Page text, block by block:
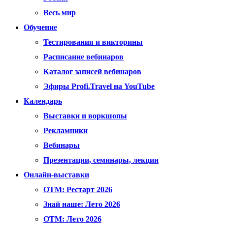
Весь мир
Обучение
Тестирования и викторины
Расписание вебинаров
Каталог записей вебинаров
Эфиры Profi.Travel на YouTube
Календарь
Выставки и воркшопы
Рекламники
Вебинары
Презентации, семинары, лекции
Онлайн-выставки
OTM: Рестарт 2026
Знай наше: Лето 2026
OTM: Лето 2026